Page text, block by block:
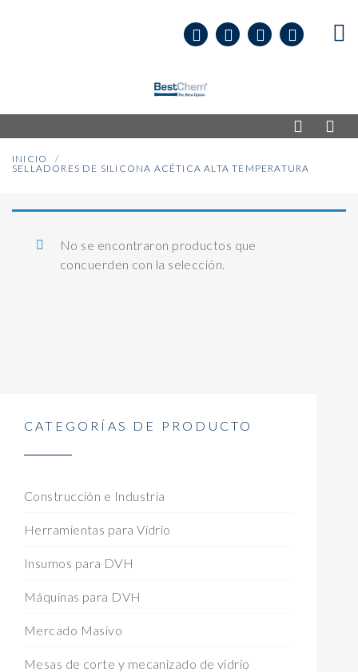
INICIO
SELLADORES DE SILICONA ACÉTICA ALTA TEMPERATURA
No se encontraron productos que
concuerden con la selección.
CATEGORÍAS DE PRODUCTO
Construcción e Industria
Herramientas para Vidrio
Insumos para DVH
Máquinas para DVH
Mercado Masivo
Mesas de corte y mecanizado de vidrio